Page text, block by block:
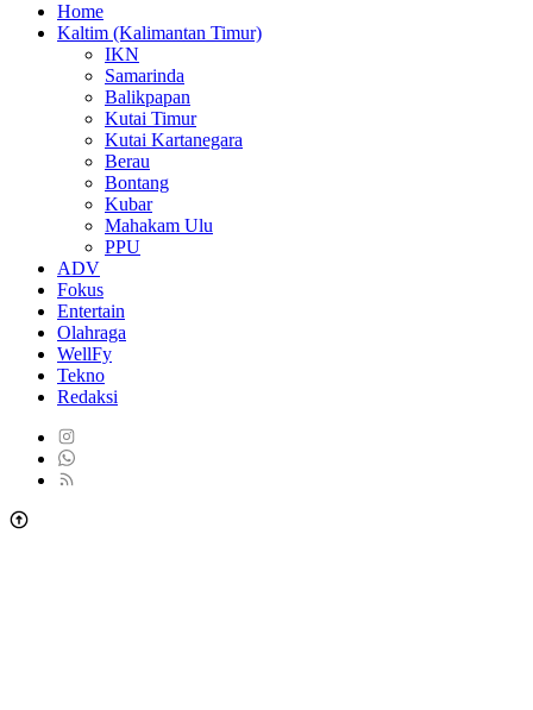
Home
Kaltim (Kalimantan Timur)
IKN
Samarinda
Balikpapan
Kutai Timur
Kutai Kartanegara
Berau
Bontang
Kubar
Mahakam Ulu
PPU
ADV
Fokus
Entertain
Olahraga
WellFy
Tekno
Redaksi